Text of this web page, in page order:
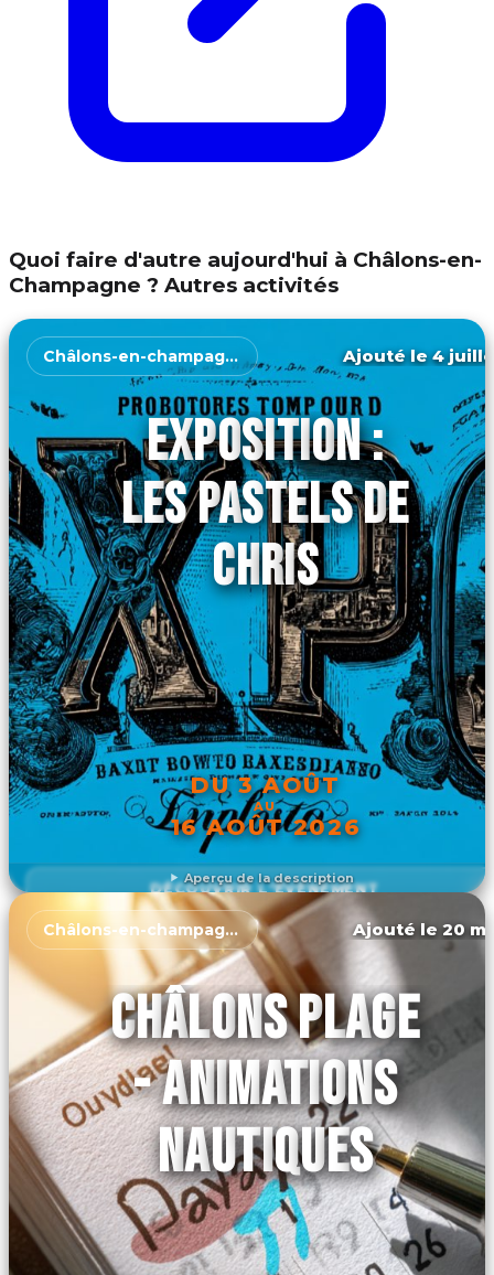
Quoi faire d'autre aujourd'hui à Châlons-en-
Champagne ? Autres activités
Aperçu de la description
Châlons-en-champagne Ajouté le 4
EXPOSITION :
LES PASTELS DE
CHRIS
DU 3 AOÛT
AU
16 AOÛT 2026
DÉCOUVRIR L'ÉVÉNEMENT
Châlons-en-champagne Ajouté le 20
CHÂLONS PLAGE
- ANIMATIONS
NAUTIQUES